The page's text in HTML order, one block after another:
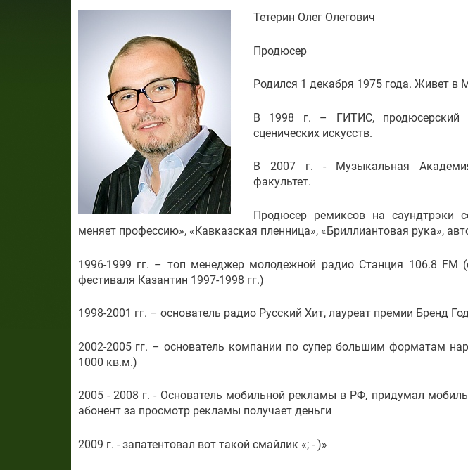
Тетерин Олег Олегович
Продюсер
Родился 1 декабря 1975 года. Живет в
В 1998 г. – ГИТИС, продюсерский
сценических искусств.
В 2007 г. - Музыкальная
факультет.
Продюсер ремиксов на саундтрэки
меняет профессию», «Кавказская пленница», «Бриллиантовая рука»,
1996-1999 гг. – топ менеджер молодежной радио Станция 106.8 FM
фестиваля Казантин 1997-1998 гг.)
1998-2001 гг. – основатель радио Русский Хит, лауреат премии Бренд
2002-2005 гг. – основатель компании по супер большим форматам
1000 кв.м.)
2005 - 2008 г. - Основатель мобильной рекламы в РФ, придумал
абонент за просмотр рекламы получает деньги
2009 г. - запатентовал вот такой смайлик «; - )»